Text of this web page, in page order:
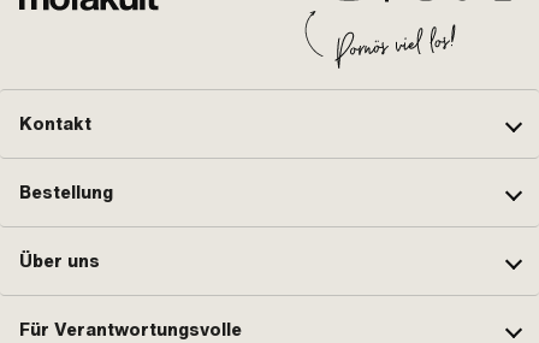
Kontakt
Bestellung
Über uns
Für Verantwortungsvolle